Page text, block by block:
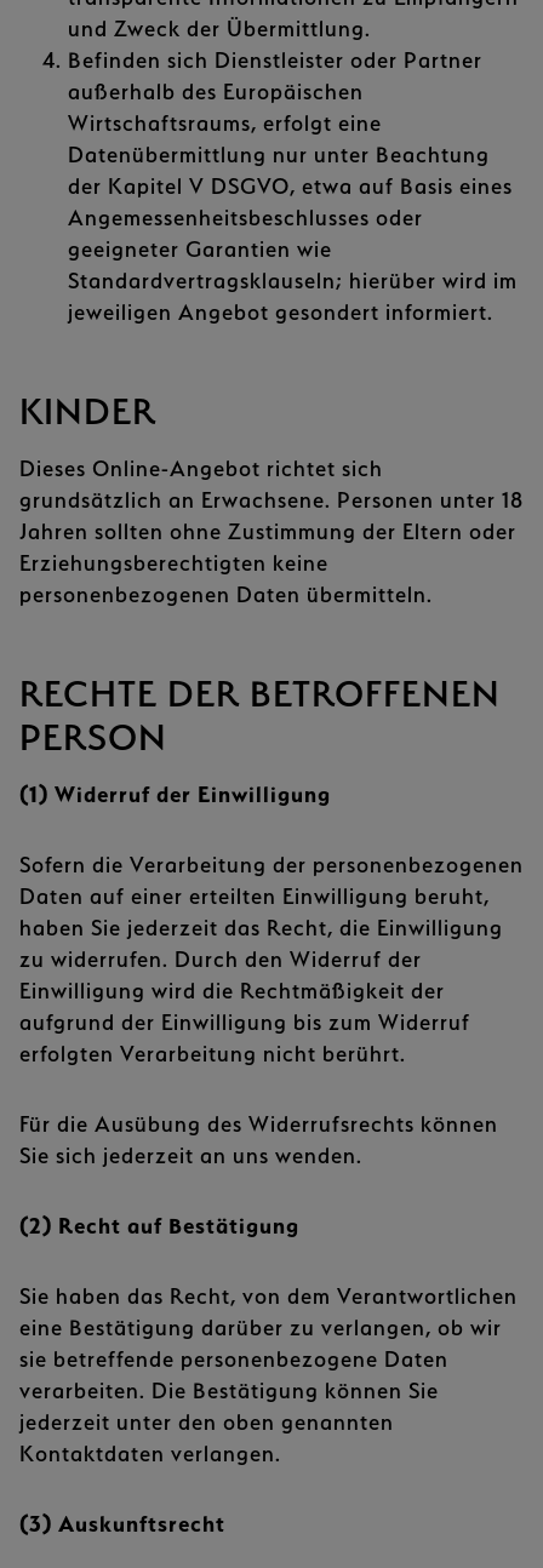
und Zweck der Übermittlung.
Befinden sich Dienstleister oder Partner
außerhalb des Europäischen
Wirtschaftsraums, erfolgt eine
Datenübermittlung nur unter Beachtung
der Kapitel V DSGVO, etwa auf Basis eines
Angemessenheitsbeschlusses oder
geeigneter Garantien wie
Standardvertragsklauseln; hierüber wird im
jeweiligen Angebot gesondert informiert.
KINDER
Dieses Online-Angebot richtet sich
grundsätzlich an Erwachsene. Personen unter 18
Jahren sollten ohne Zustimmung der Eltern oder
Erziehungsberechtigten keine
personenbezogenen Daten übermitteln.
RECHTE DER BETROFFENEN
PERSON
(1) Widerruf der Einwilligung
Sofern die Verarbeitung der personenbezogenen
Daten auf einer erteilten Einwilligung beruht,
haben Sie jederzeit das Recht, die Einwilligung
zu widerrufen. Durch den Widerruf der
Einwilligung wird die Rechtmäßigkeit der
aufgrund der Einwilligung bis zum Widerruf
erfolgten Verarbeitung nicht berührt.
Für die Ausübung des Widerrufsrechts können
Sie sich jederzeit an uns wenden.
(2) Recht auf Bestätigung
Sie haben das Recht, von dem Verantwortlichen
eine Bestätigung darüber zu verlangen, ob wir
sie betreffende personenbezogene Daten
verarbeiten. Die Bestätigung können Sie
jederzeit unter den oben genannten
Kontaktdaten verlangen.
(3) Auskunftsrecht